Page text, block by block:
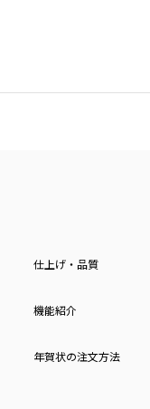
仕上げ・品質
機能紹介
年賀状の注文方法